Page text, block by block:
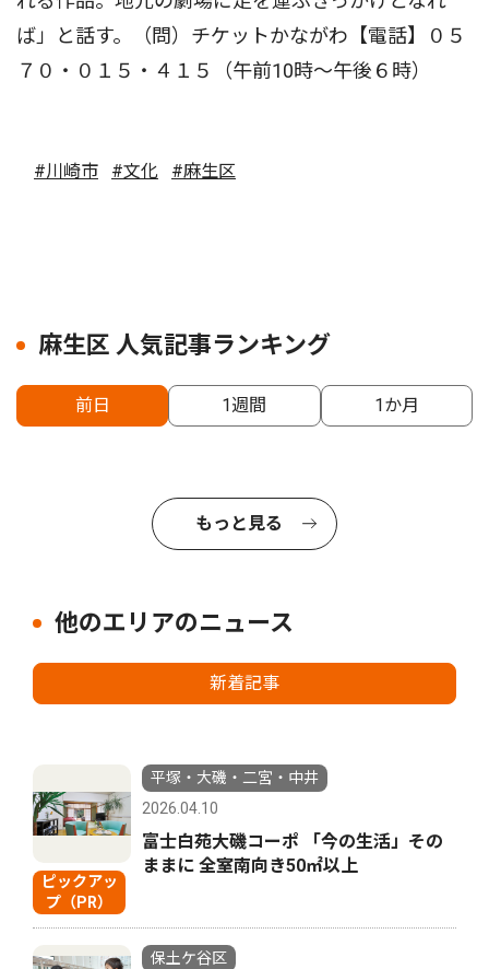
ば」と話す。（問）チケットかながわ【電話】０５
７０・０１５・４１５（午前10時〜午後６時）
#川崎市 #文化 #麻生区
麻生区 人気記事ランキング
前日 1週間 1か月
もっと見る
他のエリアのニュース
新着記事
ピックアッ
プ（PR）
平塚・大磯・二宮・中井
2026.04.10
富士白苑大磯コーポ 「今の生活」その
ままに 全室南向き50㎡以上
保土ケ谷区